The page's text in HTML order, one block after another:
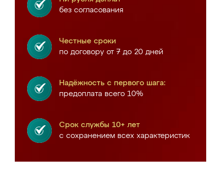
без согласования
Честные сроки
по договору от 7 до 20 дней
Надёжность с первого шага:
предоплата всего 10%
Срок службы 10+ лет
с сохранением всех характеристик